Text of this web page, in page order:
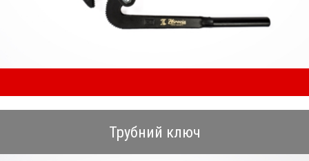
Трубний ключ